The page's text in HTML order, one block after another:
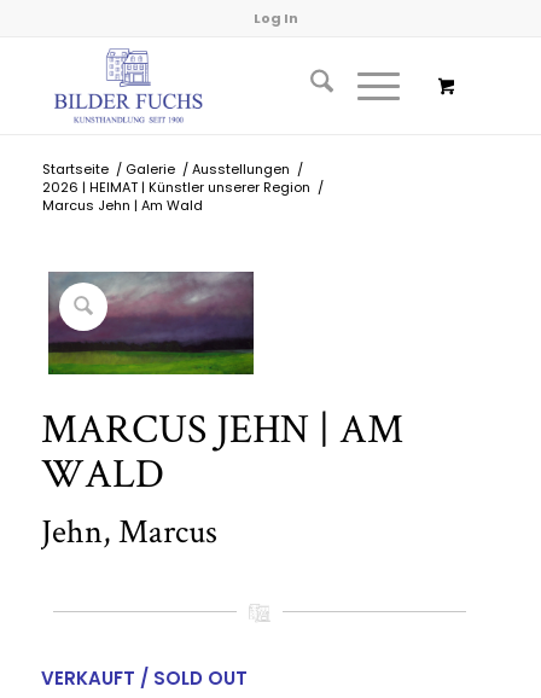
Log In
Startseite / Galerie / Ausstellungen /
2026 | HEIMAT | Künstler unserer Region /
Marcus Jehn | Am Wald
MARCUS JEHN | AM
WALD
Jehn, Marcus
VERKAUFT / SOLD OUT